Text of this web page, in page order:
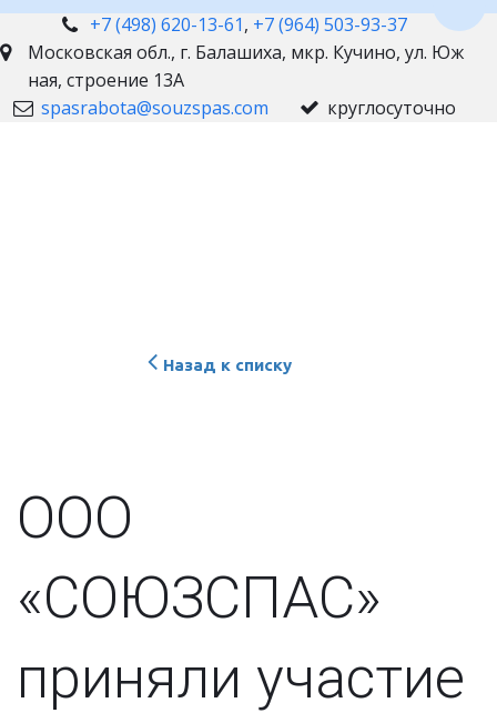
+7 (498) 620-13-61, +7 (964) 503-93-37
Московская обл., г. Балашиха, мкр. Кучино, ул. Юж
ная, строение 13А
spasrabota@souzspas.com
круглосуточно
Назад к списку
ООО
«СОЮЗСПАС»
приняли участие